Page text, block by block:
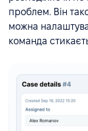
проблем. Він
можна
команда